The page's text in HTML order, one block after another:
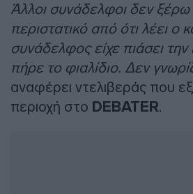
Άλλοι συνάδελφοι δεν ξέρω
περιστατικό από ότι λέει ο
συνάδελφος είχε πιάσει την
πήρε το φιαλίδιο. Δεν
αναφέρει ντελιβεράς που
περιοχή στο DEBATER.